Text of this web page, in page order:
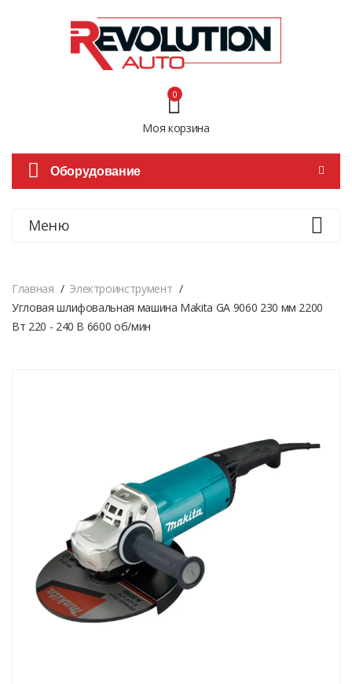
Моя корзина
0
Оборудование
Меню
Главная
Электроинструмент
Угловая шлифовальная машина Makita GA 9060 230 мм 2200
Вт 220 - 240 В 6600 об/мин